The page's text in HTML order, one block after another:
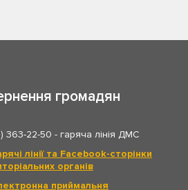
громадян
363-22-50 - гаряча лінія ДМС
лінії та Facebook-сторінки
органів
приймальня